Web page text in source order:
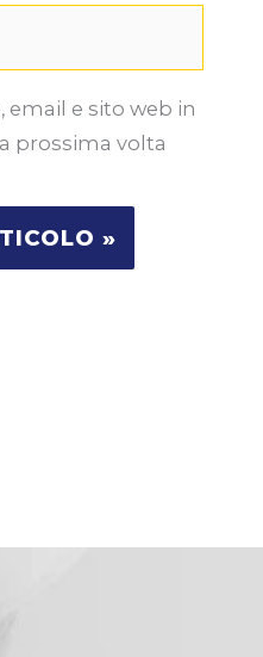
email e sito web in
prossima volta